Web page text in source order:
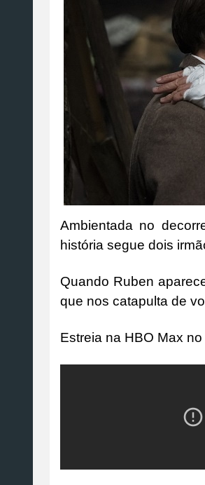
Ambientada no
história segue dois
Quando Ruben
que nos catapulta de
Estreia na HBO Max